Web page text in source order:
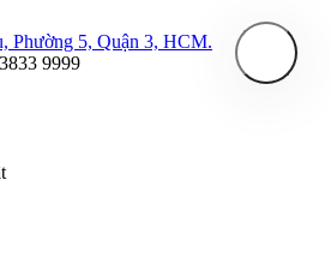
Phường 5, Quận 3, HCM.
9999